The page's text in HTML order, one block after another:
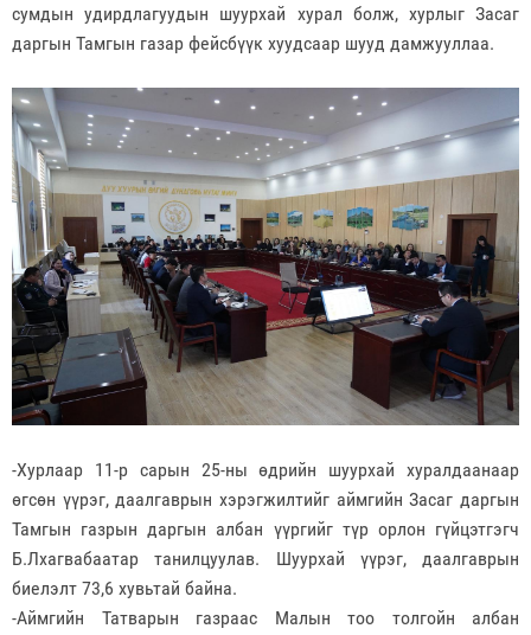
сумдын удирдлагуудын шуурхай хурал болж, хурлыг Засаг
даргын Тамгын газар фейсбүүк хуудсаар шууд дамжууллаа.
-Хурлаар 11-р сарын 25-ны өдрийн шуурхай хуралдаанаар
өгсөн үүрэг, даалгаврын хэрэгжилтийг аймгийн Засаг даргын
Тамгын газрын даргын албан үүргийг түр орлон гүйцэтгэгч
Б.Лхагвабаатар танилцуулав. Шуурхай үүрэг, даалгаврын
биелэлт 73,6 хувьтай байна.
-Аймгийн Татварын газраас Малын тоо толгойн албан